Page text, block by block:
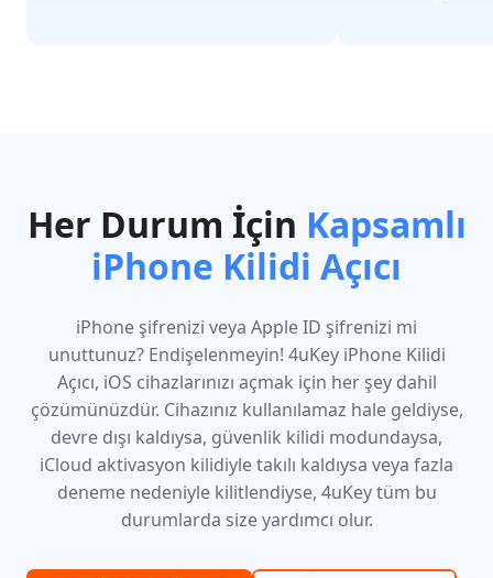
Her Durum İçin Kapsamlı
iPhone Kilidi Açıcı
iPhone şifrenizi veya Apple ID şifrenizi mi
unuttunuz? Endişelenmeyin! 4uKey iPhone Kilidi
Açıcı, iOS cihazlarınızı açmak için her şey dahil
çözümünüzdür. Cihazınız kullanılamaz hale geldiyse,
devre dışı kaldıysa, güvenlik kilidi modundaysa,
iCloud aktivasyon kilidiyle takılı kaldıysa veya fazla
deneme nedeniyle kilitlendiyse, 4uKey tüm bu
durumlarda size yardımcı olur.